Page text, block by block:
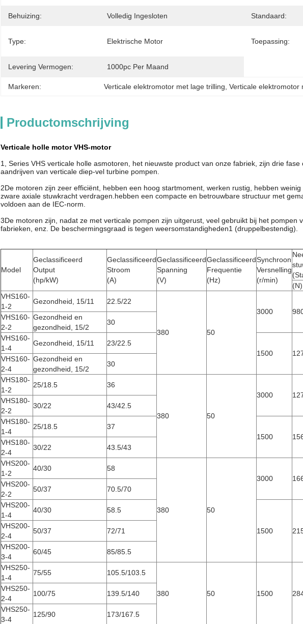
Behuizing: Volledig Ingesloten Standaard:
Type: Elektrische Motor Toepassing:
Levering Vermogen: 1000pc Per Maand
Markeren: Verticale elektromotor met lage trilling , Verticale elektromotor
Productomschrijving
Verticale holle motor VHS-motor
1, Series VHS verticale holle asmotoren, het nieuwste product van onze fabriek, zijn drie
aandrijven van verticale diep-vel turbine pompen.
2De motoren zijn zeer efficiënt, hebben een hoog startmoment, werken rustig, hebben
zware axiale stuwkracht verdragen.hebben een compacte en betrouwbare structuur met
voldoen aan de IEC-norm.
3De motoren zijn, nadat ze met verticale pompen zijn uitgerust, veel gebruikt bij het
fabrieken, enz. De beschermingsgraad is tegen weersomstandigheden1 (druppelbestendig).
Model
Geclassificeerd
Output
(hp/kW)
Geclassificeerd
Stroom
(A)
Geclassificeerd
Spanning
(V)
Geclassificeerd
Frequentie
(Hz)
Synchroon
Versnelling
(r/min)
(N)
VHS160-
1-2
Gezondheid, 15/11 22.5/22
380 50
3000
VHS160-
2-2
Gezondheid en
gezondheid, 15/2
30
VHS160-
1-4
Gezondheid, 15/11
23/22.5
1500
VHS160-
2-4
Gezondheid en
gezondheid, 15/2
30
VHS180-
1-2
25/18.5 36
380 50
3000
VHS180-
2-2
30/22
43/42.5
VHS180-
1-4
25/18.5
37
1500
VHS180-
2-4
30/22
43.5/43
VHS200-
1-2
40/30 58
380 50
3000
VHS200-
2-2
50/37
70.5/70
VHS200-
1-4
40/30 58.5
1500
VHS200-
2-4
50/37
72/71
VHS200-
3-4
60/45
85/85.5
VHS250-
1-4
75/55 105.5/103.5
380 50 1500
VHS250-
2-4
100/75
139.5/140
VHS250-
3-4
125/90
173/167.5